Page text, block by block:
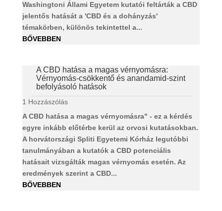
Washingtoni Állami Egyetem kutatói feltárták a CBD
jelentős hatását a 'CBD és a dohányzás'
témakörben, különös tekintettel a...
BŐVEBBEN
A CBD hatása a magas vérnyomásra:
Vérnyomás-csökkentő és anandamid-szint
befolyásoló hatások
1 Hozzászólás
A CBD hatása a magas vérnyomásra" - ez a kérdés
egyre inkább előtérbe kerül az orvosi kutatásokban.
A horvátországi Spliti Egyetemi Kórház legutóbbi
tanulmányában a kutatók a CBD potenciális
hatásait vizsgálták magas vérnyomás esetén. Az
eredmények szerint a CBD...
BŐVEBBEN